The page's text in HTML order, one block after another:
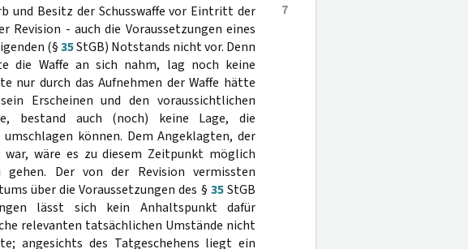
7
und Besitz der Schusswaffe vor Eintritt der
- auch die Voraussetzungen eines
(§35StGB) Notstands nicht vor. Denn
die Waffe an sich nahm, lag noch keine
nur durch das Aufnehmen der Waffe hätte
Erscheinen und den voraussichtlichen
bestand auch (noch) keine Lage, die
können. Dem Angeklagten, der
wäre es zu diesem Zeitpunkt möglich
Der von der Revision vermissten
über die Voraussetzungen des § 35StGB
lässt sich kein Anhaltspunkt dafür
relevanten tatsächlichen Umstände nicht
angesichts des Tatgeschehens liegt ein